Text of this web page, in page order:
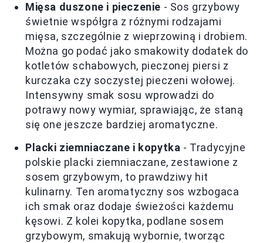
Mięsa duszone i pieczenie - Sos grzybowy
świetnie współgra z różnymi rodzajami
mięsa, szczególnie z wieprzowiną i drobiem.
Można go podać jako smakowity dodatek do
kotletów schabowych, pieczonej piersi z
kurczaka czy soczystej pieczeni wołowej.
Intensywny smak sosu wprowadzi do
potrawy nowy wymiar, sprawiając, że staną
się one jeszcze bardziej aromatyczne.
Placki ziemniaczane i kopytka - Tradycyjne
polskie placki ziemniaczane, zestawione z
sosem grzybowym, to prawdziwy hit
kulinarny. Ten aromatyczny sos wzbogaca
ich smak oraz dodaje świeżości każdemu
kęsowi. Z kolei kopytka, podlane sosem
grzybowym, smakują wybornie, tworząc